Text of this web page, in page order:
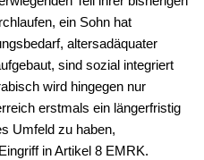
ein Sohn hat
altersadäquater
sind sozial integriert
wird hingegen nur
erstmals ein längerfristig
Umfeld zu haben,
in Artikel 8 EMRK.